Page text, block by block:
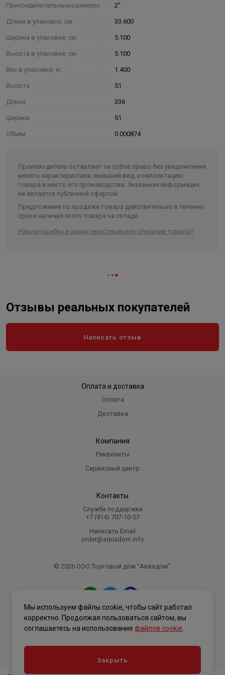
Присоединительные размеры 2"
Длина в упаковке, см. 33.600
Ширина в упаковке, см. 5.100
Высота в упаковке, см. 5.100
Вес в упаковке, кг 1.400
Высота 51
Длина 336
Ширина 51
Объем 0.000874
Производитель оставляет за собой право без уведомления
менять характеристики, внешний вид, комплектацию
товара и место его производства. Указанная информация
не является публичной офертой.
Предложение по продаже товара действительно в течение
срока наличия этого товара на складе.
Нашли ошибку в характеристиках или описании товара?
Отзывы реальных покупателей
Написать отзыв
Оплата и доставка
Оплата
Доставка
Компания
Реквизиты
Сервисный центр
Контакты
Служба поддержки
+7 (914) 707‑10‑57
Написать Email
order@aquadom.info
© 2026 ООО Торговый дом "Аквадом".
.
Политика конфиденциальности
Мы используем файлы cookie, чтобы сайт работал
корректно. Продолжая пользоваться сайтом, вы
соглашаетесь на использование файлов cookie
Закрыть